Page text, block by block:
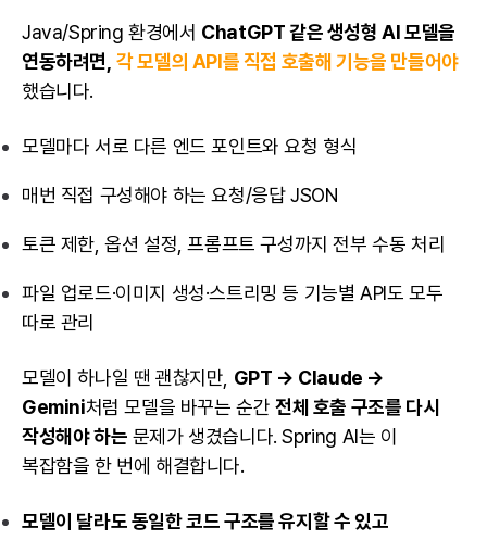
Java/Spring 환경에서 ChatGPT같은 생성형 AI 모델을
연동하려면, 각 모델의 API를 직접 호출해 기능을 만들어야
했습니다.
모델마다 서로 다른 엔드 포인트와 요청 형식
매번 직접 구성해야 하는 요청/응답 JSON
토큰 제한, 옵션 설정, 프롬프트 구성까지 전부 수동 처리
파일 업로드·이미지 생성·스트리밍 등 기능별 API도 모두
따로 관리
모델이 하나일 땐 괜찮지만, GPT → Claude →
Gemini처럼 모델을 바꾸는 순간전체 호출 구조를 다시
작성해야 하는 문제가 생겼습니다. Spring AI는 이
복잡함을 한 번에 해결합니다.
모델이 달라도 동일한 코드 구조를 유지할 수 있고